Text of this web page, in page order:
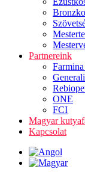
Partnereink
ONE
FCI
Magyar
Kapcsolat